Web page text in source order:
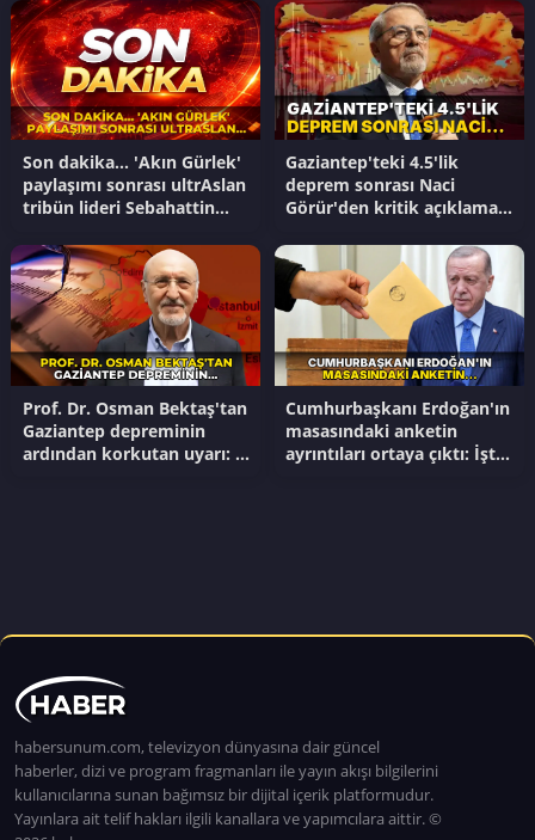
Son dakika... 'Akın Gürlek'
paylaşımı sonrası ultrAslan
tribün lideri Sebahattin
Gaziantep'teki 4.5'lik
deprem sonrası Naci
Görür'den kritik açıklama:
mı?
Prof. Dr. Osman Bektaş'tan
Gaziantep depreminin
ardından korkutan uyarı: '6
Cumhurbaşkanı Erdoğan'ın
masasındaki anketin
ayrıntıları ortaya çıktı: İşte
habersunum.com, televizyon dünyasına dair güncel
haberler, dizi ve program fragmanları ile yayın akışı bilgilerini
kullanıcılarına sunan bağımsız bir dijital içerik platformudur.
Yayınlara ait telif hakları ilgili kanallara ve yapımcılara aittir. ©